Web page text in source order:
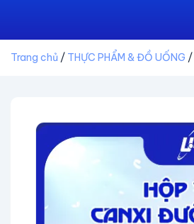
Trang chủ / THỰC PHẨM & ĐỒ UỐNG /